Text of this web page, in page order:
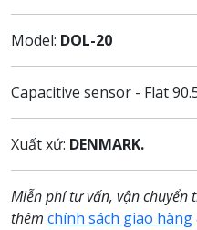
Model: DOL-20
Capacitive sensor - Flat
Xuất xứ: DENMARK.
Miễn phí tư vấn, vận chuyển
thêm chính sách giao hàng